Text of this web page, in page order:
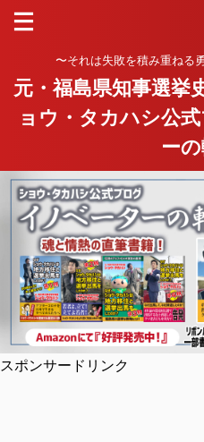
〜それは失敗を積み重ねる
元・福島県知事選
ョウ・タカハシ公
ーの
スポンサードリンク